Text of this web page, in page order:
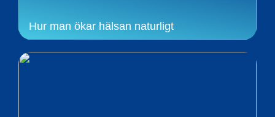
Hur man ökar hälsan naturligt